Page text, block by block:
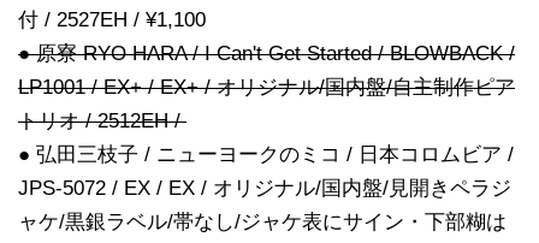
付 / 2527EH / ¥1,100
● 原寮 RYO HARA / I Can't Get Started / BLOWBACK /
LP1001 / EX+ / EX+ / オリジナル/国内盤/自主制作ピア
トリオ / 2512EH /
● 弘田三枝子 / ニューヨークのミコ / 日本コロムビア /
JPS-5072 / EX / EX / オリジナル/国内盤/見開きペラジ
ャケ/黒銀ラベル/帯なし/ジャケ表にサイン・下部糊は